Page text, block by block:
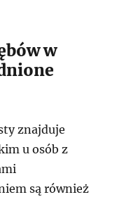
w
znajduje
u osób z
są również